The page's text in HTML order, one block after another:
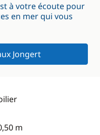
à votre écoute pour
en mer qui vous
Jongert
m